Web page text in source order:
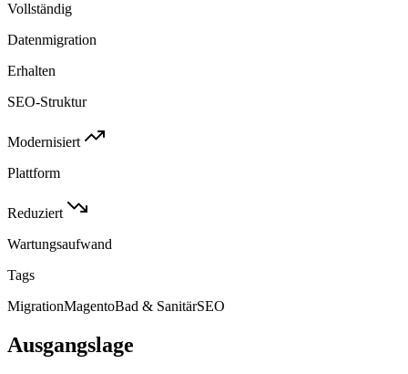
Vollständig
Datenmigration
Erhalten
SEO-Struktur
Modernisiert
Plattform
Reduziert
Wartungsaufwand
Tags
MigrationMagentoBad & SanitärSEO
Ausgangslage